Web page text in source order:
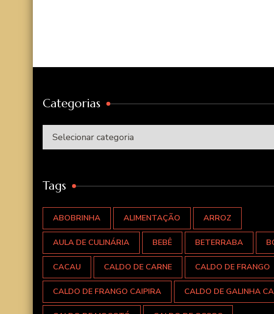
Categorias
Categorias
Tags
ABOBRINHA ALIMENTAÇÃO ARROZ
AULA DE CULINÁRIA BEBÊ BETERRABA
CACAU CALDO DE CARNE CALDO DE FRANGO
CALDO DE FRANGO CAIPIRA CALDO DE GALINHA